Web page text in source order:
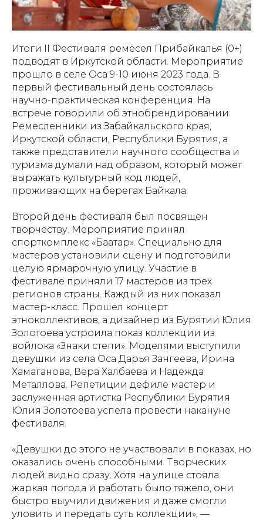
Итоги II Фестиваля ремёсел Прибайкалья (0+)
подводят в Иркутской области. Мероприятие
прошло в селе Оса 9-10 июня 2023 года. В
первый фестивальный день состоялась
научно-практическая конференция. На
встрече говорили об этнобрендировании.
Ремесленники из Забайкальского края,
Иркутской области, Республики Бурятия, а
также представители научного сообщества и
туризма думали над образом, который может
выражать культурный код людей,
проживающих на берегах Байкала.
Второй день фестиваля был посвящен
творчеству. Мероприятие принял
спорткомплекс «Баатар». Специально для
мастеров установили сцену и подготовили
целую ярмарочную улицу. Участие в
фестивале приняли 17 мастеров из трех
регионов страны. Каждый из них показал
мастер-класс. Прошел концерт
этноколлективов, а дизайнер из Бурятии Юлия
Золотоева устроила показ коллекции из
войлока «Знаки степи». Моделями выступили
девушки из села Оса Дарья Зангеева, Ирина
Хамаганова, Вера Халбаева и Надежда
Металлова. Репетиции дефиле мастер и
заслуженная артистка Республики Бурятия
Юлия Золотоева успела провести накануне
фестиваля.
«Девушки до этого не участвовали в показах, но
оказались очень способными. Творческих
людей видно сразу. Хотя на улице стояла
жаркая погода и работать было тяжело, они
быстро выучили движения и даже смогли
уловить и передать суть коллекции», —